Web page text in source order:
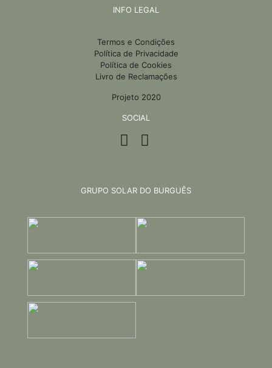
INFO LEGAL
Termos e Condições
Política de Privacidade
Política de Cookies
Livro de Reclamações
Projeto 2020
SOCIAL
GRUPO SOLAR DO BURGUÊS